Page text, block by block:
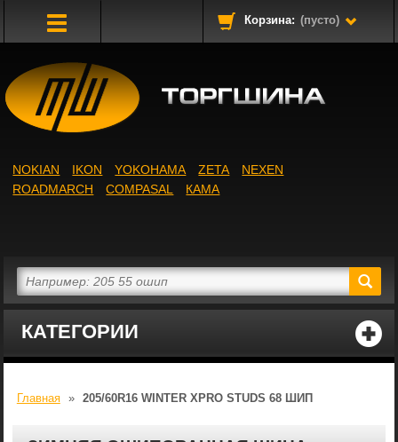
Корзина: (пусто)
КАТЕГОРИИ
NOKIAN IKON YOKOHAMA ZETA
NEXEN
ROADMARCH
COMPASAL КАМА
Главная » 205/60R16 WINTER XPRO STUDS 68 ШИП